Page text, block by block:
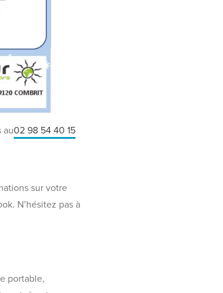
au02 98 54 40 15
sur votre
N’hésitez pas à
portable,